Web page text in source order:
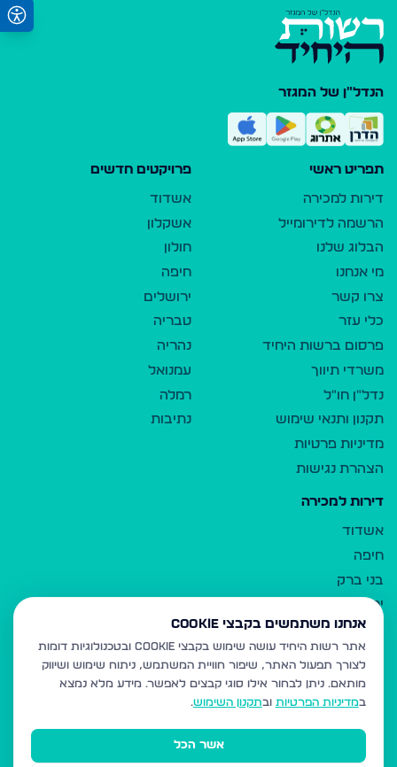
הנדל"ן של המגזר
תפריט ראשי
דירות למכירה
הרשמה לדירומייל
הבלוג שלנו
מי אנחנו
צרו קשר
כלי עזר
פרסום ברשות היחיד
משרדי תיווך
נדל"ן חו"ל
תקנון ותנאי שימוש
מדיניות פרטיות
הצהרת נגישות
פרויקטים חדשים
אשדוד
אשקלון
חולון
חיפה
ירושלים
טבריה
נהריה
עמנואל
רמלה
נתיבות
דירות למכירה
אשדוד
חיפה
בני ברק
ירושלים
אלעד
גבעת זאב
בית שמש
רכסים
מודיעין עילית
אנחנו משתמשים בקבצי Cookie
אתר רשות היחיד עושה שימוש בקבצי Cookie ובטכנולוגיות דומות
לצורך תפעול האתר, שיפור חוויית המשתמש, ניתוח שימוש ושיווק
מותאם. ניתן לבחור אילו סוגי קבצים לאפשר. מידע מלא נמצא
במדיניות הפרטיות ובתקנון השימוש.
אשר הכל